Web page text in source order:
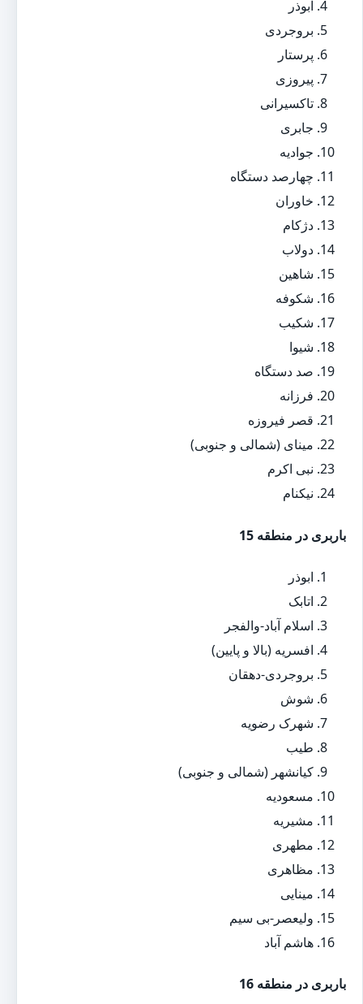
ابوذر
بروجردی
پرستار
پیروزی
تاکسیرانی
جابری
جوادیه
چهارصد دستگاه
خاوران
دژکام
دولاب
شاهین
شکوفه
شکیب
شیوا
صد دستگاه
فرزانه
قصر فیروزه
مینای (شمالی و جنوبی)
نبی اکرم
نیکنام
باربری در منطقه 15
ابوذر
اتابک
اسلام آباد-والفجر
افسریه (بالا و پایین)
بروجردی-دهقان
شوش
شهرک رضویه
طیب
کیانشهر (شمالی و جنوبی)
مسعودیه
مشیریه
مطهری
مظاهری
مینایی
ولیعصر-بی سیم
هاشم آباد
باربری در منطقه 16